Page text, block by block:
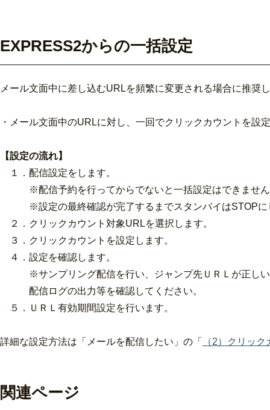
EXPRESS2からの一括設定
メール文面中に差し込むURLを頻繁に変更される場合に推奨
・メール文面中のURLに対し、一回でクリックカウントを設
【設定の流れ】
１．配信設定をします。
※配信予約を行ってからでないと一括設定はできませ
※設定の最終確認が完了するまでスタンバイはSTOPに
２．クリックカウント対象URLを選択します。
３．クリックカウントを設定します。
４．設定を確認します。
※サンプリング配信を行い、ジャンプ先ＵＲＬが正しい
配信ログの出力等を確認してください。
５．ＵＲＬ有効期間設定を行います。
詳細な設定方法は「メールを配信したい」の「 （2）クリッ
関連ページ